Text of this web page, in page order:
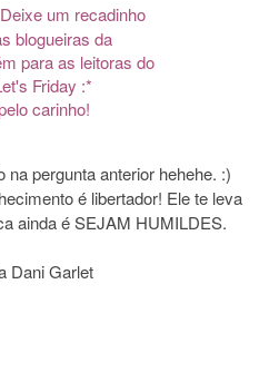
um recadinho
blogueiras da
para as leitoras do
Friday :*
carinho!
na pergunta anterior hehehe. :)
é libertador! Ele te leva
ainda é SEJAM HUMILDES.
Dani Garlet